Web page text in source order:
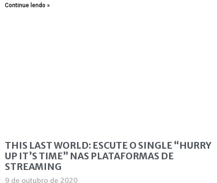
Continue lendo »
THIS LAST WORLD: ESCUTE O SINGLE “HURRY
UP IT’S TIME” NAS PLATAFORMAS DE
STREAMING
9 de outubro de 2020